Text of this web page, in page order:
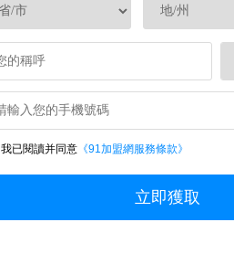
我已閱讀并同意 《91加盟網服務條款》
立即獲取